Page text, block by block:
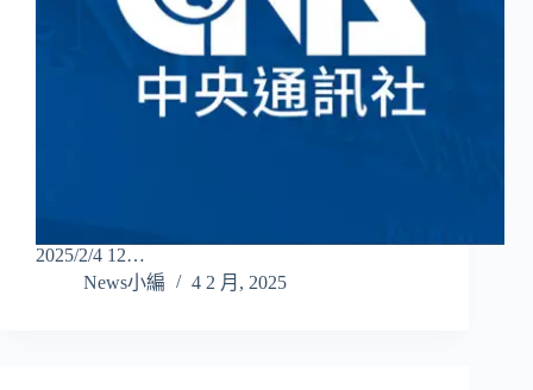
2025/2/4 12…
News小編
4 2 月, 2025